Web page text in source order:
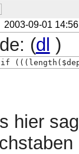
2003-09-01 14:56
(dl )
if
hier